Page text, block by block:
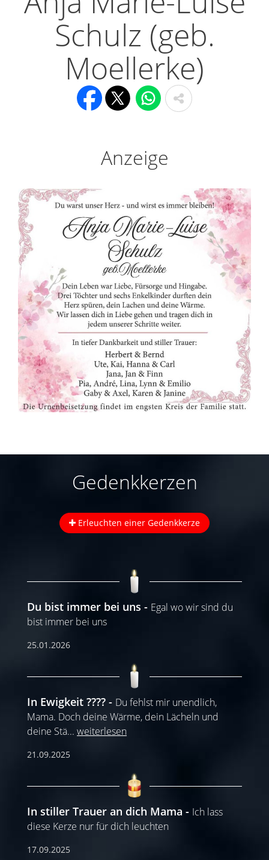
Schulz (geb.
Moellerke)
Anzeige
Gedenkkerzen
Erleuchten einer Gedenkkerze
Du bist immer bei uns
Egal wo wir sind du
bist immer bei uns
25.01.2026
In Ewigkeit ????
Du fehlst mir unendlich,
Mama. Doch deine Wärme, dein Lächeln und
deine Stä... weiterlesen
21.09.2025
In stiller Trauer an dich Mama
Ich lass
diese Kerze nur für dich leuchten
17.09.2025